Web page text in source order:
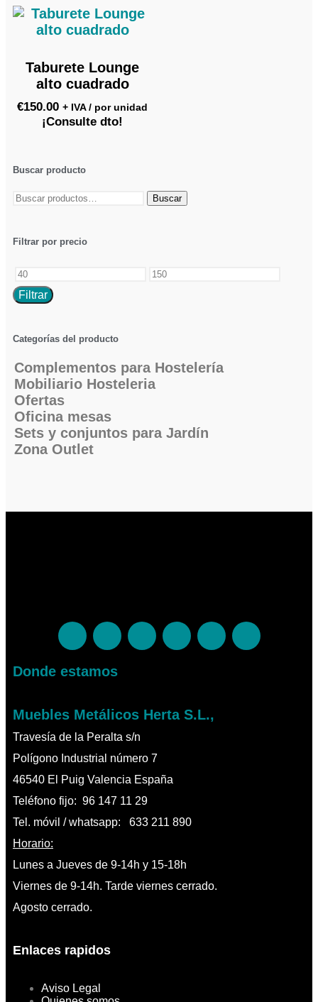
Buscar producto
Buscar
Filtrar por precio
Filtrar
Categorías del producto
Complementos para Hostelería
Mobiliario Hosteleria
Ofertas
Oficina mesas
Sets y conjuntos para Jardín
Zona Outlet
Taburete Lounge
alto cuadrado
€150.00 + IVA / por unidad
¡Consulte dto!
Donde estamos
Muebles Metálicos Herta S.L.,
Travesía de la Peralta s/n
Polígono Industrial número 7
46540 El Puig Valencia España
Teléfono fijo: 96 147 11 29
Tel. móvil / whatsapp: 633 211 890
Horario:
Lunes a Jueves de 9-14h y 15-18h
Viernes de 9-14h. Tarde viernes cerrado.
Agosto cerrado.
Enlaces rapidos
Aviso Legal